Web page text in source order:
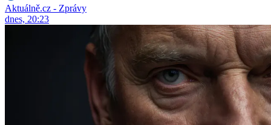
Aktuálně.cz - Zprávy
dnes, 20:23